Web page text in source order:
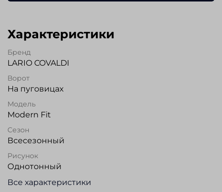
Характеристики
Бренд
LARIO COVALDI
Ворот
На пуговицах
Модель
Modern Fit
Сезон
Всесезонный
Рисунок
Однотонный
Все характеристики